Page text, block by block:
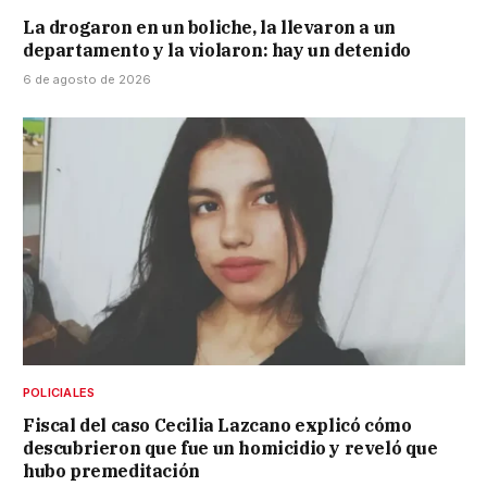
La drogaron en un boliche, la llevaron a un
departamento y la violaron: hay un detenido
6 de agosto de 2026
POLICIALES
Fiscal del caso Cecilia Lazcano explicó cómo
descubrieron que fue un homicidio y reveló que
hubo premeditación